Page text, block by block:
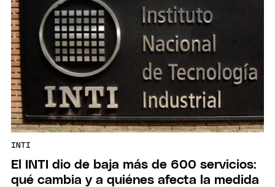
INTI
El INTI dio de baja más de 600 servicios:
qué cambia y a quiénes afecta la medida